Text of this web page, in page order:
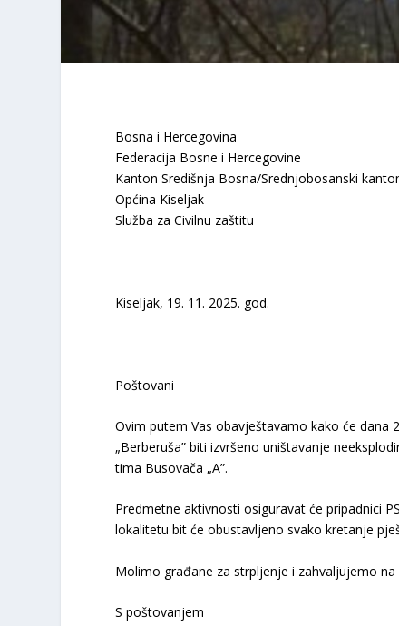
Bosna i Hercegovina
Federacija Bosne i Hercegovine
Kanton Središnja Bosna/Srednjobosanski
Općina Kiseljak
Služba za Civilnu zaštitu
Kiseljak, 19. 11. 2025. god.
Poštovani
Ovim putem Vas obavještavamo kako će dana
„Berberuša” biti izvršeno uništavanje
tima Busovača „A”.
Predmetne aktivnosti osiguravat će pripadnici
lokalitetu bit će obustavljeno svako kretanje
Molimo građane za strpljenje i zahvaljujemo na
S poštovanjem